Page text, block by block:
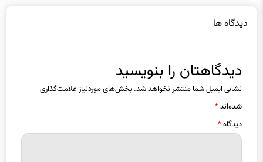
دیدگاه ها
دیدگاهتان را بنویسید
نشانی ایمیل شما منتشر نخواهد شد. بخش‌های موردنیاز علامت‌گذاری
شده‌اند*
دیدگاه*